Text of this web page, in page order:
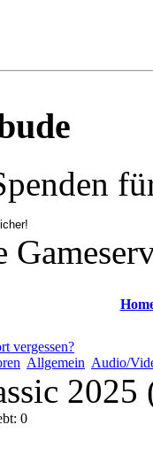
vergessen?
Allgemein Audio/
0